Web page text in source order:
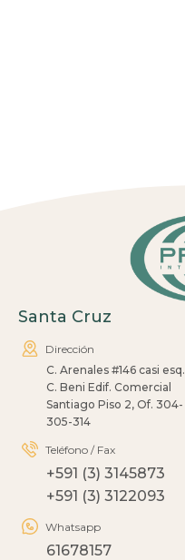
Santa Cruz
Dirección
C. Arenales #146 casi esq.
C. Beni Edif. Comercial
Santiago Piso 2, Of. 304-
305-314
Teléfono / Fax
+591 (3) 3145873
+591 (3) 3122093
Whatsapp
61678157